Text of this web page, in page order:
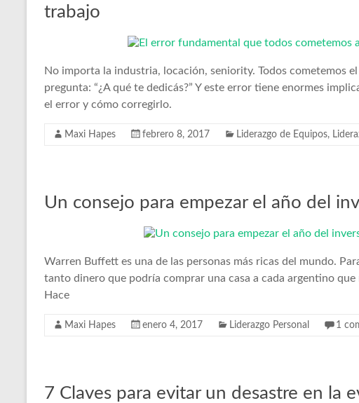
trabajo
No importa la industria, locación, seniority. Todos cometemos
pregunta: “¿A qué te dedicás?” Y este error tiene enormes
el error y cómo corregirlo.
Maxi Hapes febrero 8, 2017 Liderazgo de Equipos,
Un consejo para empezar el año del
Warren Buffett es una de las personas más ricas del mundo.
tanto dinero que podría comprar una casa a cada argentino
Hace
Maxi Hapes enero 4, 2017 Liderazgo Personal 1
7 Claves para evitar un desastre en la